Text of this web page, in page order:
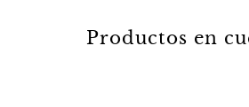
Productos en